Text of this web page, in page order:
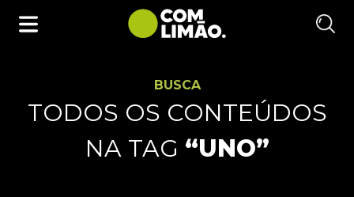
BUSCA
TODOS OS CONTEÚDOS
NA TAG “UNO”